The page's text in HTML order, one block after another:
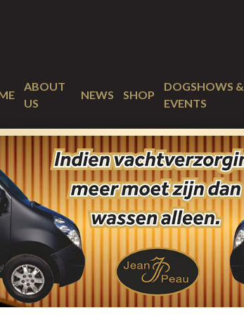
ABOUT
US
NEWS SHOP
DOGSHOWS &
EVENTS